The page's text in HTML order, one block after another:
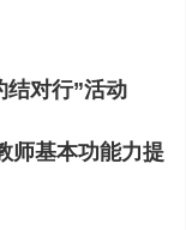
结对行”活动
师基本功能力提